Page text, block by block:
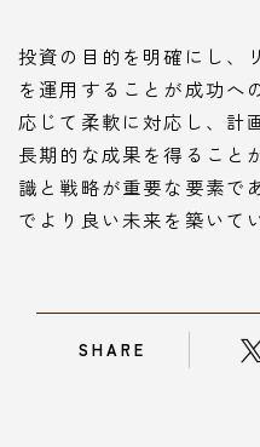
投資の目的を明確にし、
を運用することが成功へ
応じて柔軟に対応し、計
長期的な成果を得ること
識と戦略が重要な要素で
でより良い未来を築いて
SHARE